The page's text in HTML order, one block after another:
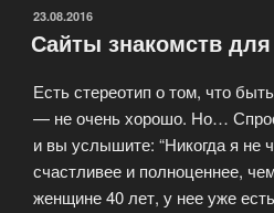
искать
ОПУБЛИКОВАНО
23.08.2016
Сайты знакомств
Есть стереотип о том, что
— не очень хорошо. Но…
и вы услышите: “Никогда я не
счастливее и полноценнее,
женщине 40 лет, у нее уже